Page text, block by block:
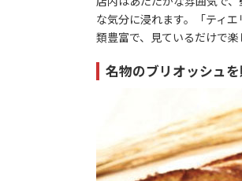
な気分に浸れます。「ティ
類豊富で、見ているだけで楽
名物のブリオッシュ